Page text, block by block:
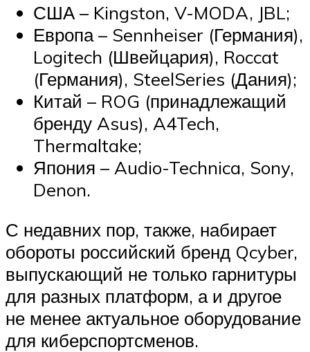
США – Kingston, V-MODA, JBL;
Европа – Sennheiser (Германия),
Logitech (Швейцария), Roccat
(Германия), SteelSeries (Дания);
Китай – ROG (принадлежащий
бренду Asus), A4Tech,
Thermaltake;
Япония – Audio-Technica, Sony,
Denon.
С недавних пор, также, набирает
обороты российский бренд Qcyber,
выпускающий не только гарнитуры
для разных платформ, а и другое
не менее актуальное оборудование
для киберспортсменов.